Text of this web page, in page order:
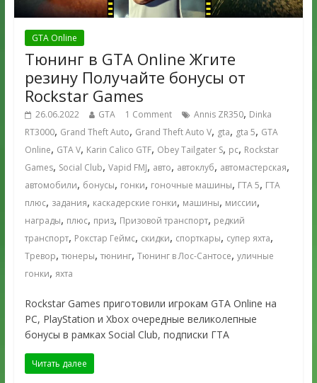
GTA Online
Тюнинг в GTA Online Жгите
резину Получайте бонусы от
Rockstar Games
26.06.2022 GTA 1 Comment Annis ZR350, Dinka
RT3000, Grand Theft Auto, Grand Theft Auto V, gta, gta 5, GTA
Online, GTA V, Karin Calico GTF, Obey Tailgater S, pc, Rockstar
Games, Social Club, Vapid FMJ, авто, автоклуб, автомастерская,
автомобили, бонусы, гонки, гоночные машины, ГТА 5, ГТА
плюс, задания, каскадерские гонки, машины, миссии,
награды, плюс, приз, Призовой транспорт, редкий
транспорт, Рокстар Геймс, скидки, спорткары, супер яхта,
Тревор, тюнеры, тюнинг, Тюнинг в Лос-Сантосе, уличные
гонки, яхта
Rockstar Games приготовили игрокам GTA Online на
PC, PlayStation и Xbox очередные великолепные
бонусы в рамках Social Club, подписки ГТА
Читать далее